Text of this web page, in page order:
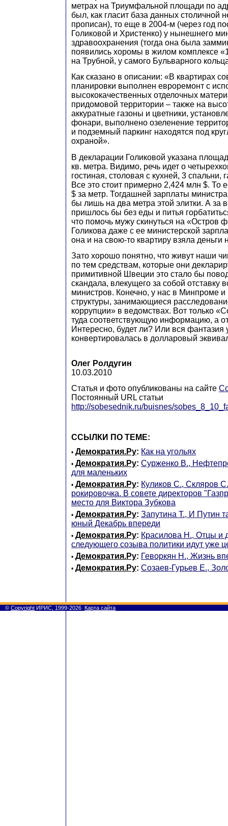
метрах на Триумфальной площади по
был, как гласит база данных столичной
прописан), то еще в 2004-м (через год
Голиковой и Христенко) у нынешнего
здравоохранения (тогда она была
появились хоромы в жилом комплексе
на Трубной, у самого Бульварного
Как сказано в описании: «В квартирах
планировки выполнен евроремонт с
высококачественных отделочных
придомовой территории – также на
аккуратные газоны и цветники,
фонари, выполнено озеленение
и подземный паркинг находятся под
охраной».
В декларации Голиковой указана
кв. метра. Видимо, речь идет о
гостиная, столовая с кухней, 3 спальни,
Все это стоит примерно 2,424 млн $. То
$ за метр. Тогдашней зарплаты
бы лишь на два метра этой элитки. А за
пришлось бы без еды и питья
что помочь мужу скинуться на «Остров
Голикова даже с ее министерской
она и на свою-то квартиру взяла деньги
Зато хорошо понятно, что живут наши
по тем средствам, которые они
примитивной Швеции это стало бы
скандала, влекущего за собой отставку
министров. Конечно, у нас в Минпроме
структуры, занимающиеся
коррупции» в ведомствах. Вот только
туда соответствующую информацию, а
Интересно, будет ли? Или вся фантазия
конвертировалась в долларовый
Олег Ролдугин
10.03.2010
Статья и фото опубликованы на сайте
Постоянный URL статьи
http://sobesednik.ru/buisnes/
ССЫЛКИ ПО ТЕМЕ:
• Демократия.Ру: Как на угольях
• Демократия.Ру: Сурженко В.,
для маленьких
• Демократия.Ру: Куликов С., Скляров
рокировочка. В совете директоров
место для Виктора Зубкова
• Демократия.Ру: Запутина Т., И Путин
юный Декабрь впереди
• Демократия.Ру: Красилова Н., Отцы и
следующего созыва политики идут уже
• Демократия.Ру: Геворкян Н., Жизнь
• Демократия.Ру: Созаев-Гурьев Е.,
© Copyright ИРИС, 1999-2026 Карта сайта